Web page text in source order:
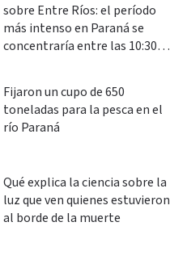
sobre Entre Ríos: el período
más intenso en Paraná se
concentraría entre las 10:30 y
Fijaron un cupo de 650
toneladas para la pesca en el
río Paraná
Qué explica la ciencia sobre la
luz que ven quienes estuvieron
al borde de la muerte